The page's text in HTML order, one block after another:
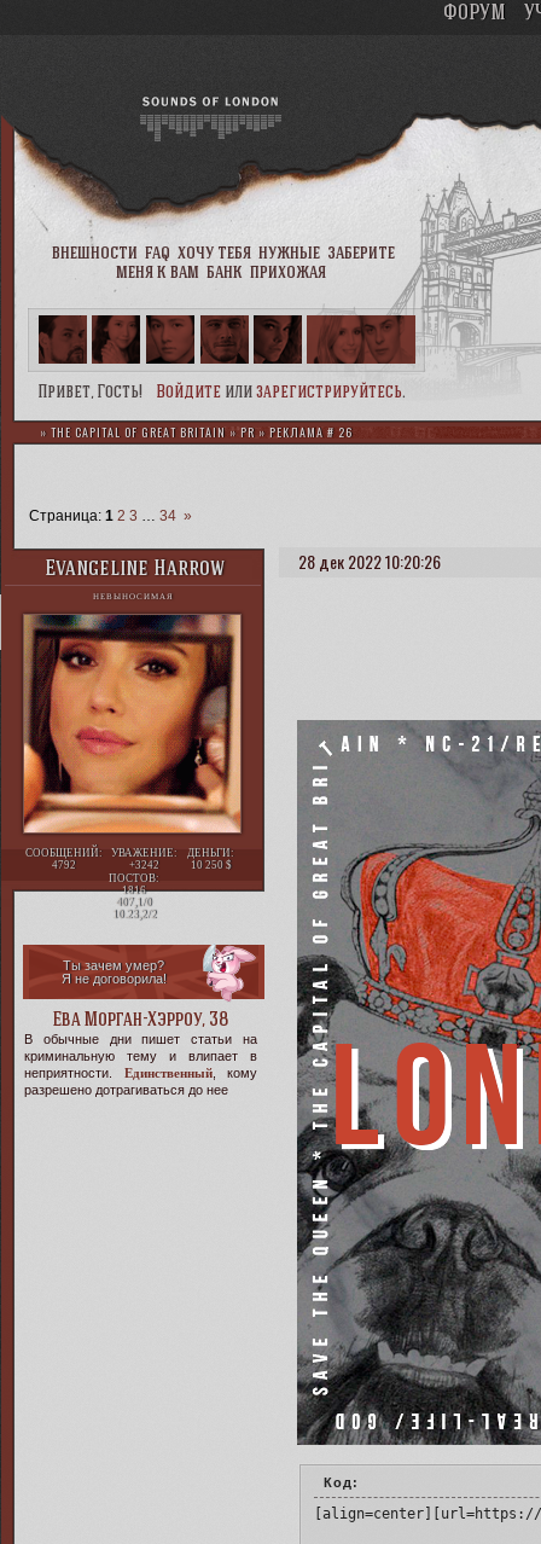
внешности faq хочу тебя нужные заберите
меня к вам банк прихожая
ФОРУМ
Привет, Гость! Войдитеили зарегистрируйтесь.
» THE CAPITAL OF GREAT BRITAIN »PR » РЕКЛАМА # 26
Страница: 1 2 3 34 »
28 дек 2022 10:20:26
Evangeline Harrow
НЕВЫНОСИМАЯ
СООБЩЕНИЙ:
4792
УВАЖЕНИЕ:
+3242
ДЕНЬГИ:
10 250
ПОСТОВ:
1816
407,1/0
10.23,2/2
Ты зачем умер?
Я не договорила!
Ева Морган-Хэрроу, 38
В обычные дни пишет статьи на
криминальную тему и влипает в
неприятности. Единственный, кому
разрешено дотрагиваться до нее
Код: